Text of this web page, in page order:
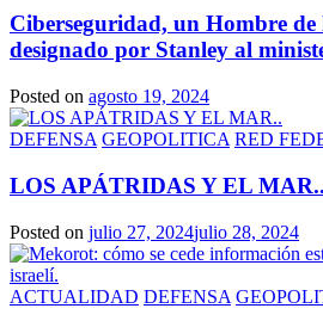
Ciberseguridad, un Hombre
designado por Stanley al
Posted on agosto 19, 2024
DEFENSA GEOPOLITICA RED
LOS APÁTRIDAS Y EL MAR..
Posted on julio 27, 2024julio 28, 2024
ACTUALIDAD DEFENSA